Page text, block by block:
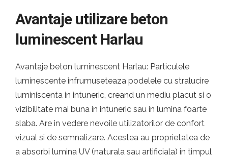
Avantaje utilizare beton
luminescent Harlau
Avantaje beton luminescent Harlau: Particulele
luminescente infrumuseteaza podelele cu stralucire
luminiscenta in intuneric, creand un mediu placut si o
vizibilitate mai buna in intuneric sau in lumina foarte
slaba. Are in vedere nevoile utilizatorilor de confort
vizual si de semnalizare. Acestea au proprietatea de
a absorbi lumina UV (naturala sau artificiala) in timpul